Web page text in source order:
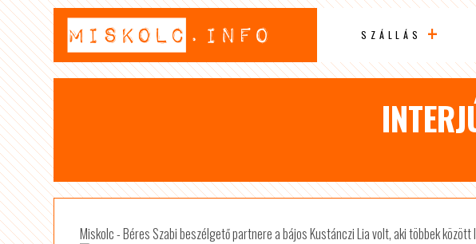
SZÁLLÁS
Miskolc - Béres Szabi beszélgető partnere a bájos Kustánczi Lia volt, aki többek